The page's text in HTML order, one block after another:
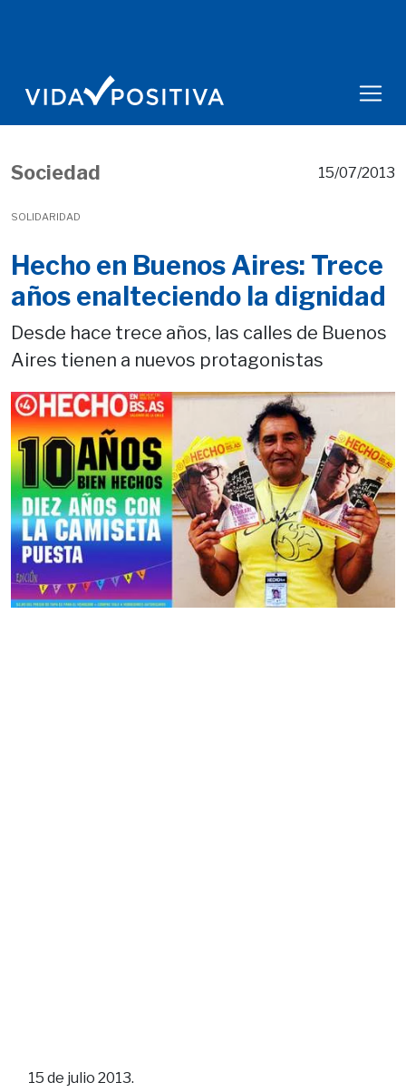
Sociedad
SOLIDARIDAD
15/07/2013
Hecho en Buenos Aires: Trece
años enalteciendo la dignidad
Desde hace trece años, las calles de Buenos
Aires tienen a nuevos protagonistas
15 de julio 2013.